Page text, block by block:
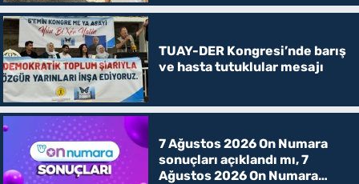
TUAY-DER Kongresi’nde barış
ve hasta tutuklular mesajı
7 Ağustos 2026 On Numara
sonuçları açıklandı mı, 7
Ağustos 2026 On Numara